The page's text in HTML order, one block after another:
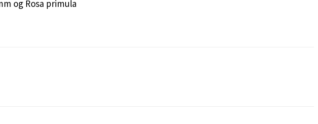
og Rosa primula